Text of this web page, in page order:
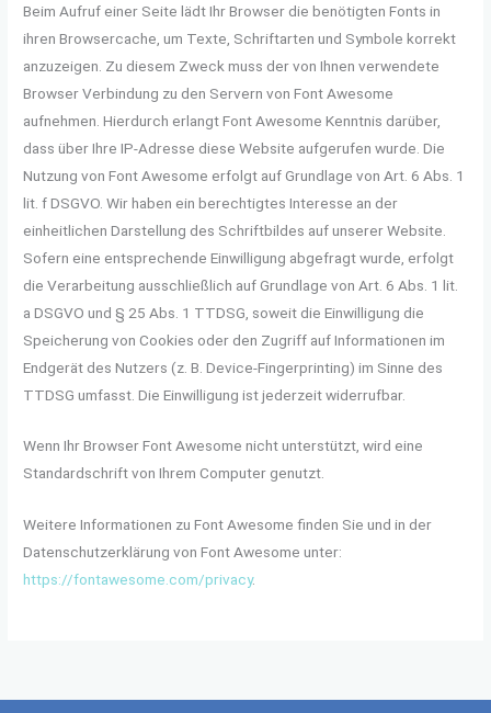
Beim Aufruf einer Seite lädt Ihr Browser die benötigten Fonts in
ihren Browsercache, um Texte, Schriftarten und Symbole korrekt
anzuzeigen. Zu diesem Zweck muss der von Ihnen verwendete
Browser Verbindung zu den Servern von Font Awesome
aufnehmen. Hierdurch erlangt Font Awesome Kenntnis darüber,
dass über Ihre IP-Adresse diese Website aufgerufen wurde. Die
Nutzung von Font Awesome erfolgt auf Grundlage von Art. 6 Abs. 1
lit. f DSGVO. Wir haben ein berechtigtes Interesse an der
einheitlichen Darstellung des Schriftbildes auf unserer Website.
Sofern eine entsprechende Einwilligung abgefragt wurde, erfolgt
die Verarbeitung ausschließlich auf Grundlage von Art. 6 Abs. 1 lit.
a DSGVO und § 25 Abs. 1 TTDSG, soweit die Einwilligung die
Speicherung von Cookies oder den Zugriff auf Informationen im
Endgerät des Nutzers (z. B. Device-Fingerprinting) im Sinne des
TTDSG umfasst. Die Einwilligung ist jederzeit widerrufbar.
Wenn Ihr Browser Font Awesome nicht unterstützt, wird eine
Standardschrift von Ihrem Computer genutzt.
Weitere Informationen zu Font Awesome finden Sie und in der
Datenschutzerklärung von Font Awesome unter:
https://fontawesome.com/privacy.